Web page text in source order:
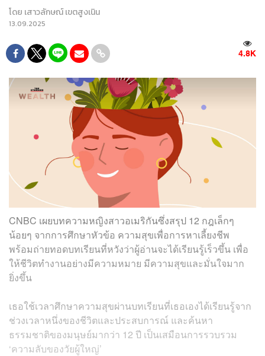
โดย เสาวลักษณ์ เขตสูงเนิน
13.09.2025
4.8K
CNBC เผยบทความหญิงสาวอเมริกันซึ่งสรุป 12 กฎเล็กๆ
น้อยๆ จากการศึกษาหัวข้อ ความสุขเพื่อการหาเลี้ยงชีพ
พร้อมถ่ายทอดบทเรียนที่หวังว่าผู้อ่านจะได้เรียนรู้เร็วขึ้น เพื่อ
ให้ชีวิตทำงานอย่างมีความหมาย มีความสุขและมั่นใจมาก
ยิ่งขึ้น
เธอใช้เวลาศึกษาความสุขผ่านบทเรียนที่เธอเองได้เรียนรู้จาก
ช่วงเวลาหนึ่งของชีวิตและประสบการณ์ และค้นหา
ธรรมชาติของมนุษย์มากว่า 12 ปี เป็นเสมือนการรวบรวม
‘ความลับของวัยผู้ใหญ่’